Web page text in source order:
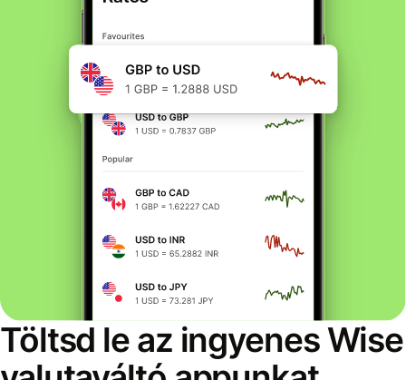
Töltsd le az ingyenes Wise